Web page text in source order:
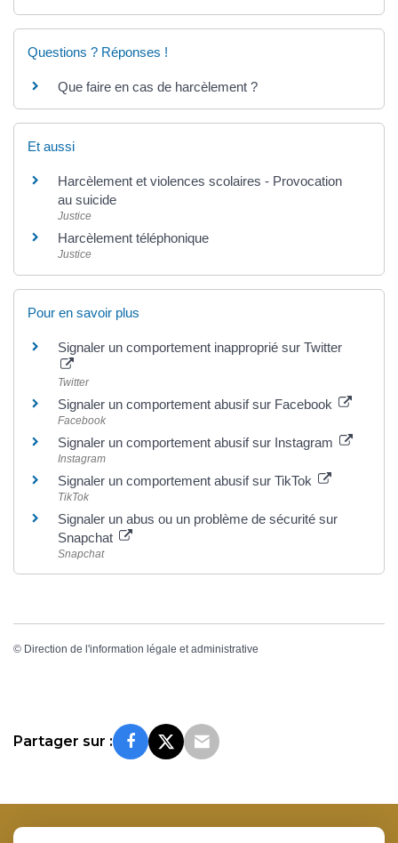
Questions ? Réponses !
Que faire en cas de harcèlement ?
Et aussi
Harcèlement et violences scolaires - Provocation
au suicide
Justice
Harcèlement téléphonique
Justice
Pour en savoir plus
Signaler un comportement inapproprié sur Twitter
Twitter
Signaler un comportement abusif sur Facebook
Facebook
Signaler un comportement abusif sur Instagram
Instagram
Signaler un comportement abusif sur TikTok
TikTok
Signaler un abus ou un problème de sécurité sur
Snapchat
Snapchat
© Direction de l'information légale et administrative
Partager sur :